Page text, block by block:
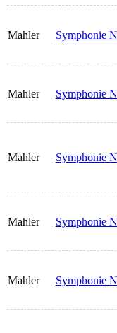
Mahler Symphonie
Mahler Symphonie
Mahler Symphonie
Mahler Symphonie
Mahler Symphonie